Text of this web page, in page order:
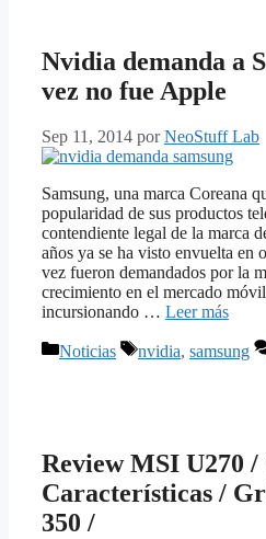
Nvidia demanda a
vez no fue Apple
Sep 11, 2014 porNeoStuff Lab
Samsung, una marca Coreana
popularidad de sus productos
contendiente legal de la marca
años ya se ha visto envuelta en
vez fueron demandados por la
crecimiento en el mercado
incursionando … Leer más
Categorías
Noticias Etiquetas
nvidia, samsung
Review MSI U270
Características /
350 /